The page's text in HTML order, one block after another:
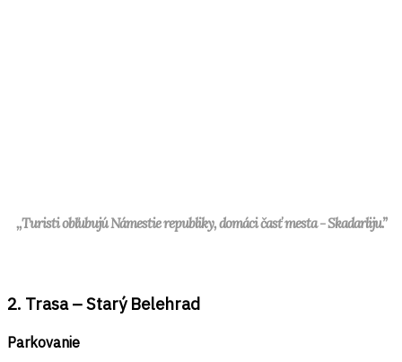
,,Turisti obľubujú Námestie republiky, domáci časť mesta - Skadarliju.”
2. Trasa – Starý Belehrad
Parkovanie